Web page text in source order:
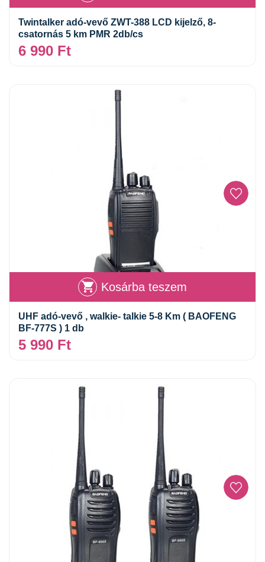
Twintalker adó-vevő ZWT-388 LCD kijelző, 8-
csatornás 5 km PMR 2db/cs
6 990 Ft
Kosárba teszem
UHF adó-vevő , walkie- talkie 5-8 Km ( BAOFENG
BF-777S ) 1 db
5 990 Ft